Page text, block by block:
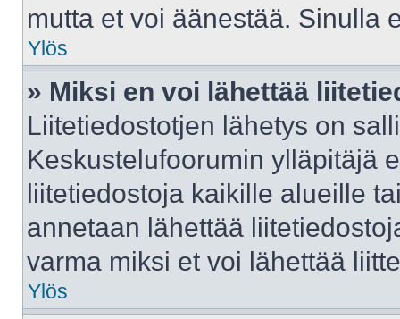
mutta et voi äänestää. Sinulla
Ylös
» Miksi en voi lähettää
Liitetiedostotjen lähetys on
Keskustelufoorumin ylläpitäjä
liitetiedostoja kaikille alueille
annetaan lähettää
varma miksi et voi lähettää
Ylös